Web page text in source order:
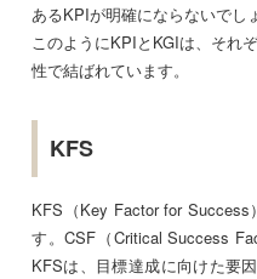
あるKPIが明確にならないでし
このようにKPIとKGIは、それ
性で結ばれています。
KFS
KFS（Key Factor for
す。CSF（Critical Success
KFSは、目標達成に向けた要